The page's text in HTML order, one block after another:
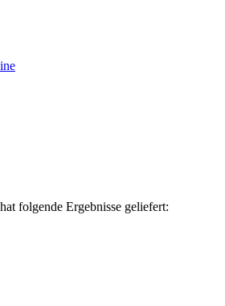
folgende Ergebnisse geliefert: